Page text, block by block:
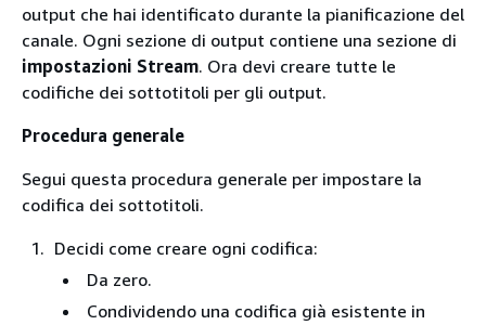
output che hai identificato durante la pianificazione del
canale. Ogni sezione di output contiene una sezione di
impostazioni Stream. Ora devi creare tutte le
codifiche dei sottotitoli per gli output.
Procedura generale
Segui questa procedura generale per impostare la
codifica dei sottotitoli.
Decidi come creare ogni codifica:
Da zero.
Condividendo una codifica già esistente in